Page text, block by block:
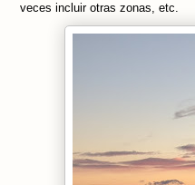
veces incluir otras zonas, etc.